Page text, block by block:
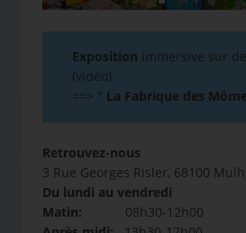
Exposition immersive sur
(vidéo)
==> " La Fabrique des
Retrouvez-nous
3 Rue Georges Risler, 68100
Du lundi au vendredi
Matin: 08h30-12h00